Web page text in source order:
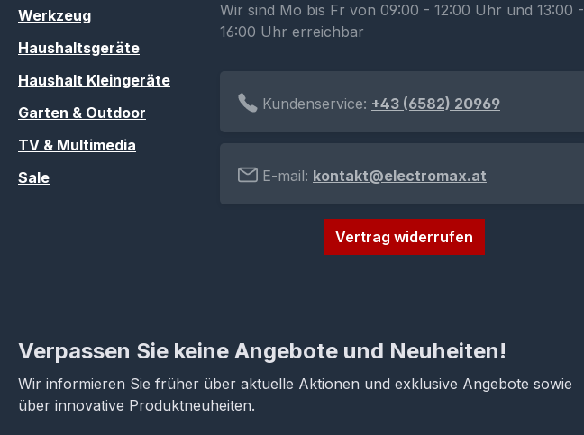
Werkzeug
Haushaltsgeräte
Haushalt Kleingeräte
Garten & Outdoor
TV & Multimedia
Sale
Wir sind Mo bis Fr von 09:00 - 12:00 Uhr und 13:00 -
16:00 Uhr erreichbar
Kundenservice: +43 (6582) 20969
E-mail: kontakt@electromax.at
Vertrag widerrufen
Verpassen Sie keine Angebote und Neuheiten!
Wir informieren Sie früher über aktuelle Aktionen und exklusive Angebote sowie
über innovative Produktneuheiten.